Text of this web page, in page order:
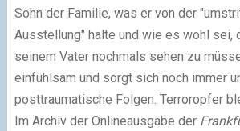
Sohn der Familie, was er von der
Ausstellung" halte und wie es wohl sei,
seinem Vater nochmals sehen zu
einfühlsam und sorgt sich noch immer
posttraumatische Folgen. Terroropfer
Im Archiv der Onlineausgabe der